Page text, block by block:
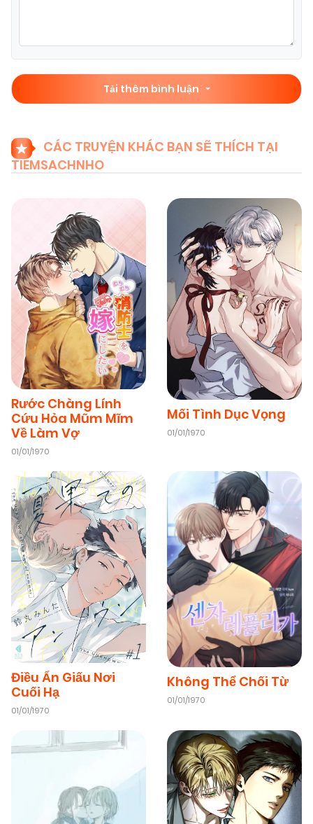
Tải thêm bình luận
CÁC TRUYỆN KHÁC BẠN SẼ THÍCH TẠI
TIEMSACHNHO
Rước Chàng Lính
Cứu Hỏa Mũm Mĩm
Về Làm Vợ
01/01/1970
Mối Tình Dục Vọng
01/01/1970
Điều Ẩn Giấu Nơi
Cuối Hạ
01/01/1970
Không Thể Chối Từ
01/01/1970